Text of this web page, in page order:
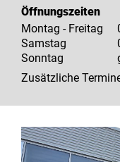
Öffnungszeiten
Montag - Freitag
Samstag
Sonntag
Zusätzliche